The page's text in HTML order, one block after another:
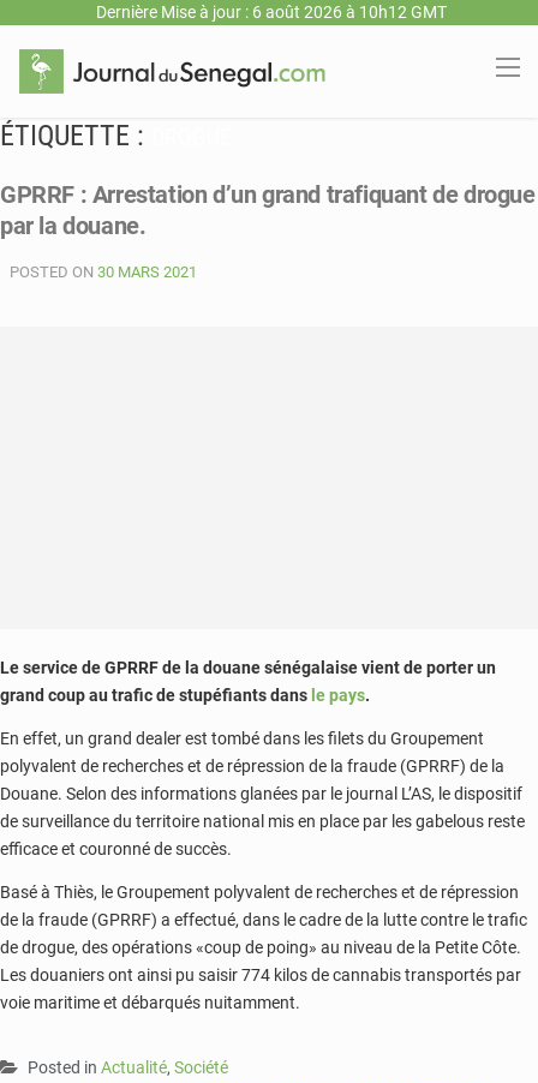
Dernière Mise à jour : 6 août 2026 à 10h12 GMT
ÉTIQUETTE :
GPRRF : Arrestation d’un grand trafiquant de drogue
par la douane.
POSTED ON 30 MARS 2021
Le service de GPRRF de la douane sénégalaise vient de porter un
grand coup au trafic de stupéfiants dans le pays.
En effet, un grand dealer est tombé dans les filets du Groupement
polyvalent de recherches et de répression de la fraude (GPRRF) de la
Douane. Selon des informations glanées par le journal L’AS, le dispositif
de surveillance du territoire national mis en place par les gabelous reste
efficace et couronné de succès.
Basé à Thiès, le Groupement polyvalent de recherches et de répression
de la fraude (GPRRF) a effectué, dans le cadre de la lutte contre le trafic
de drogue, des opérations «coup de poing» au niveau de la Petite Côte.
Les douaniers ont ainsi pu saisir 774 kilos de cannabis transportés par
voie maritime et débarqués nuitamment.
Posted in Actualité, Société